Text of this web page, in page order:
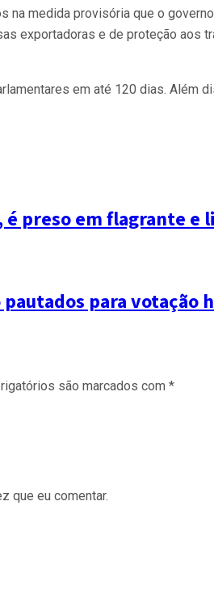
medida provisória que o
exportadoras e de proteção
em até 120 dias.
preso em flagrante e
para votação
são marcados com *
que eu comentar.